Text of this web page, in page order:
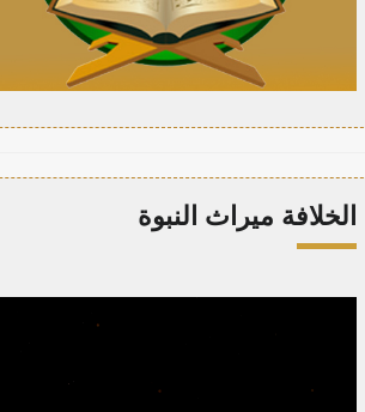
الخلافة ميراث النبوة